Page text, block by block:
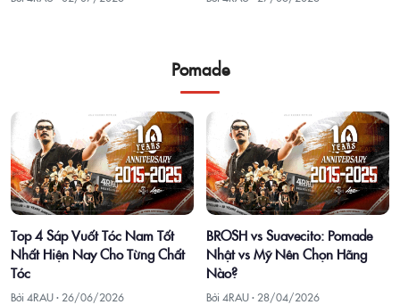
Pomade
Top 4 Sáp Vuốt Tóc Nam Tốt
Nhất Hiện Nay Cho Từng Chất
Tóc
Bởi 4RAU · 26/06/2026
BROSH vs Suavecito: Pomade
Nhật vs Mỹ Nên Chọn Hãng
Nào?
Bởi 4RAU · 28/04/2026